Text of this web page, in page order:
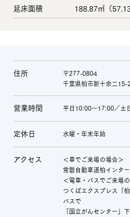
延床面積
188.87㎡（57.13
住所
〒277-0804
千葉県柏市新十余二15-
営業時間 平日10:00～17:00／土
定休日 水曜・年末年始
アクセス
＜車でご来場の場合
常磐自動車道柏インタ
＜電車・バスでご来場
つくばエクスプレス「
バスで
「国立がんセンター」